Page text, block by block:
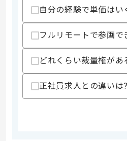
上記に
精算条件
精算基
支払いサ
自分の経験で単価はい
フルリモートで参画で
どれくらい裁量権があ
正社員求人との違いは?